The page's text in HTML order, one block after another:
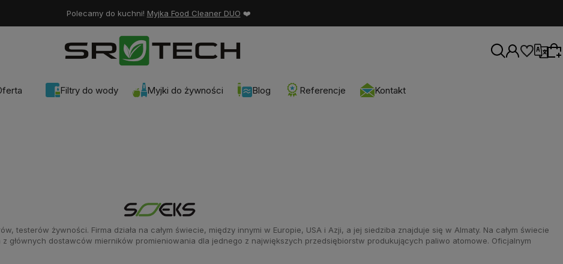
Polecamy do kuchni! Myjka Food Cleaner DUO ❤️
Wybierz walutę
Filtry do wody Myjki do żywności Blog Referencje Kontakt
testerów żywności. Firma działa na całym świecie, między innymi w Europie, USA i Azji, a jej siedziba znajduje się w Almaty. Na całym świecie
z głównych dostawców mierników promieniowania dla jednego z największych przedsiębiorstw produkujących paliwo atomowe. Oficjalnym